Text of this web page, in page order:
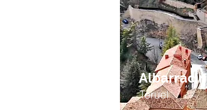
Albarracín
Teruel